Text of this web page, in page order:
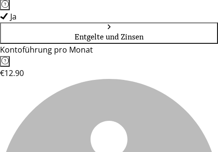
Ja
Entgelte und Zinsen
Kontoführung pro Monat
€12.90